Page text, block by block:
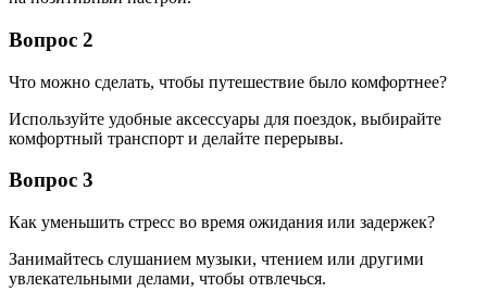
Вопрос 2
Что можно сделать, чтобы путешествие было комфортнее?
Используйте удобные аксессуары для поездок, выбирайте
комфортный транспорт и делайте перерывы.
Вопрос 3
Как уменьшить стресс во время ожидания или задержек?
Занимайтесь слушанием музыки, чтением или другими
увлекательными делами, чтобы отвлечься.